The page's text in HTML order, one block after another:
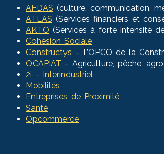
AFDAS (culture, communication,
ATLAS (Services financiers et
AKTO (Services à forte intensité
Cohésion Sociale
Constructys – L’OPCO de la
OCAPIAT - Agriculture, pêche,
2i - Interindustriel
Mobilités
Entreprises de Proximité
Santé
Opcommerce